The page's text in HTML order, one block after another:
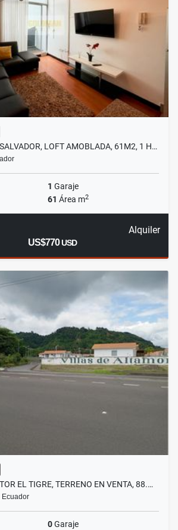
LOFT AMOBLADA, 61M2, 1 H…
1 Garaje
61 Área m2
Alquiler
US$770USD
EL TIGRE, TERRENO EN VENTA, 88.…
Ecuador
0Garaje